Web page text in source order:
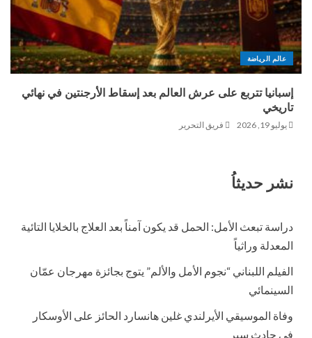
عالم الرياضة
إسبانيا تتربع على عرش العالم بعد إسقاط الأرجنتين في نهائي
تاريخي
يوليو 19, 2026 فريق التحرير
نشر حديثاُ
دراسة تبعث الأمل: الحمل قد يكون آمناً بعد العلاج بالخلايا التائية
المعدلة وراثياً
الفيلم اللبناني “نجوم الأمل والألم” يتوج بجائزة مهرجان عمّان
السينمائي
وفاة الموسيقي الأيرلندي غلين هانسارد الحائز على الأوسكار
في حادث سير